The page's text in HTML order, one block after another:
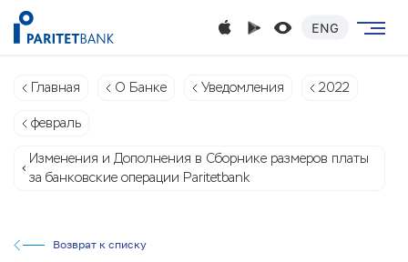
ENG
Главная О Банке Уведомления 2022
февраль
Изменения и Дополнения в Сборнике размеров платы
за банковские операции Paritetbank
Возврат к списку